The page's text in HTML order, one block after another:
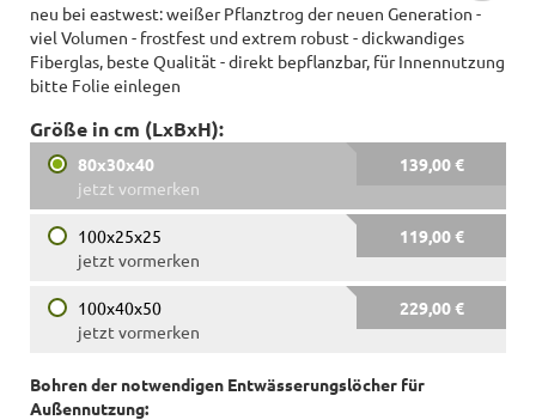
neu bei eastwest: weißer Pflanztrog der neuen Generation -
viel Volumen - frostfest und extrem robust - dickwandiges
Fiberglas, beste Qualität - direkt bepflanzbar, für Innennutzung
bitte Folie einlegen
Größe in cm (LxBxH):
80x30x40
139,00 €
jetzt vormerken
100x25x25
119,00 €
jetzt vormerken
100x40x50
229,00 €
jetzt vormerken
Bohren der notwendigen Entwässerungslöcher für
Außennutzung: